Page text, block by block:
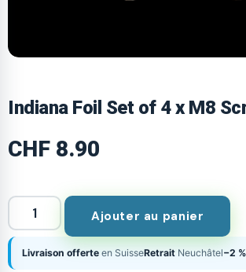
Indiana Foil Set of 4 x M8
CHF 8.90
Ajouter au panier
Livraison offerte en SuisseRetrait Neuchâtel−2 %